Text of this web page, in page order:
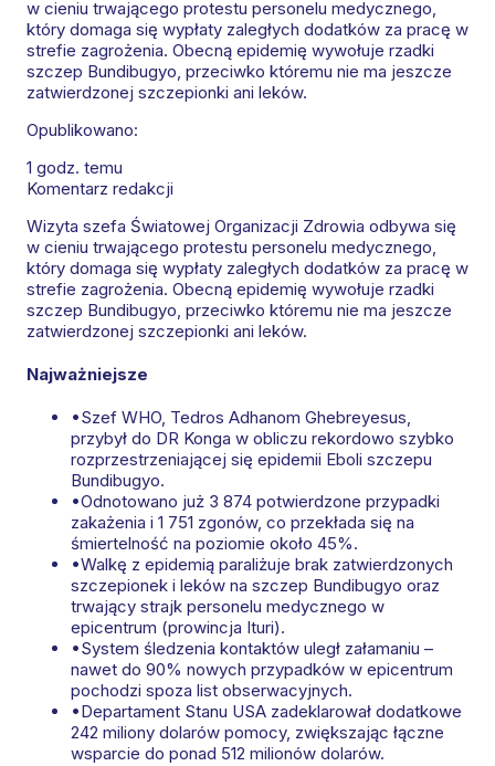
w cieniu trwającego protestu personelu medycznego,
który domaga się wypłaty zaległych dodatków za pracę w
strefie zagrożenia. Obecną epidemię wywołuje rzadki
szczep Bundibugyo, przeciwko któremu nie ma jeszcze
zatwierdzonej szczepionki ani leków.
Opublikowano:
1 godz. temu
Komentarz redakcji
Wizyta szefa Światowej Organizacji Zdrowia odbywa się
w cieniu trwającego protestu personelu medycznego,
który domaga się wypłaty zaległych dodatków za pracę w
strefie zagrożenia. Obecną epidemię wywołuje rzadki
szczep Bundibugyo, przeciwko któremu nie ma jeszcze
zatwierdzonej szczepionki ani leków.
Najważniejsze
•Szef WHO, Tedros Adhanom Ghebreyesus,
przybył do DR Konga w obliczu rekordowo szybko
rozprzestrzeniającej się epidemii Eboli szczepu
Bundibugyo.
•Odnotowano już 3 874 potwierdzone przypadki
zakażenia i 1 751 zgonów, co przekłada się na
śmiertelność na poziomie około 45%.
•Walkę z epidemią paraliżuje brak zatwierdzonych
szczepionek i leków na szczep Bundibugyo oraz
trwający strajk personelu medycznego w
epicentrum (prowincja Ituri).
•System śledzenia kontaktów uległ załamaniu –
nawet do 90% nowych przypadków w epicentrum
pochodzi spoza list obserwacyjnych.
•Departament Stanu USA zadeklarował dodatkowe
242 miliony dolarów pomocy, zwiększając łączne
wsparcie do ponad 512 milionów dolarów.